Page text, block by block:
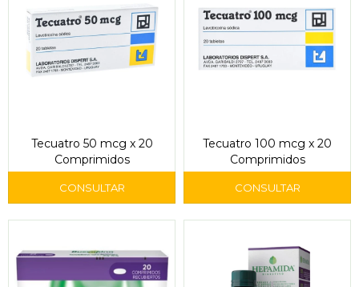
Tecuatro 50 mcg x 20
Comprimidos
Tecuatro 100 mcg x 20
Comprimidos